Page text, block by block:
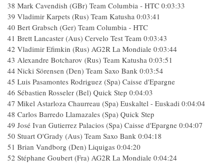
38 Mark Cavendish (GBr) Team Columbia - HTC 0:03:33
39 Vladimir Karpets (Rus) Team Katusha 0:03:41
40 Bert Grabsch (Ger) Team Columbia - HTC
41 Brett Lancaster (Aus) Cervelo Test Team 0:03:43
42 Vladimir Efimkin (Rus) AG2R La Mondiale 0:03:44
43 Alexandre Botcharov (Rus) Team Katusha 0:03:51
44 Nicki Sörensen (Den) Team Saxo Bank 0:03:54
45 Luis Pasamontes Rodriguez (Spa) Caisse d'Epargne
46 Sébastien Rosseler (Bel) Quick Step 0:04:03
47 Mikel Astarloza Chaurreau (Spa) Euskaltel - Euskadi 0:04:04
48 Carlos Barredo Llamazales (Spa) Quick Step
49 José Ivan Gutierrez Palacios (Spa) Caisse d'Epargne 0:04:07
50 Stuart O'Grady (Aus) Team Saxo Bank 0:04:18
51 Brian Vandborg (Den) Liquigas 0:04:20
52 Stéphane Goubert (Fra) AG2R La Mondiale 0:04:24